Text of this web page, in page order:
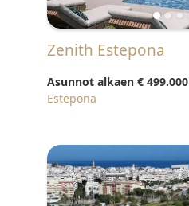
Zenith Estepona
Asunnot alkaen € 499.000
Estepona